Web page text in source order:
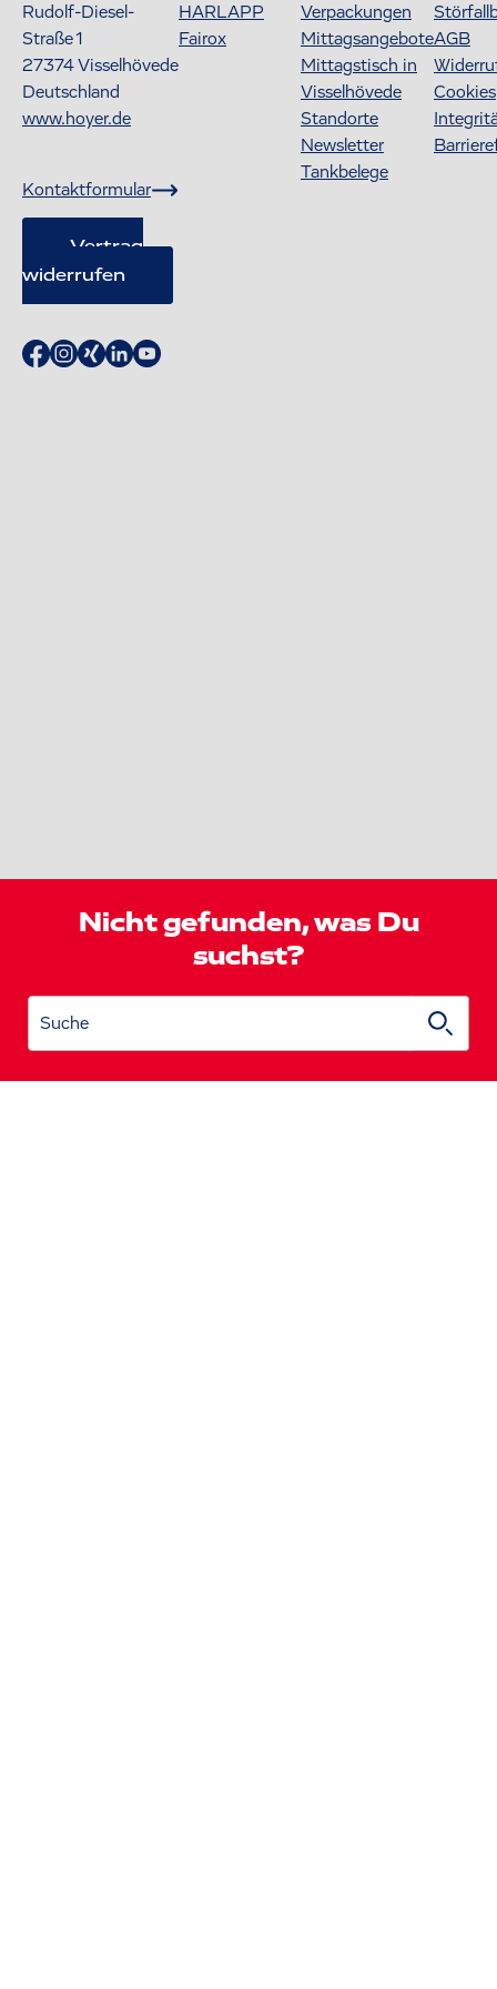
Rudolf-Diesel-
Straße 1
27374Visselhövede
Deutschland
www.hoyer.de
Kontaktformular
Vertrag
widerrufen
HARLAPP
Fairox
Verpackungen
Mittagsangebote
Mittagstisch in
Visselhövede
Standorte
Newsletter
Tankbelege
AGB
Cookies
Nicht gefunden, was Du
suchst?
Suche